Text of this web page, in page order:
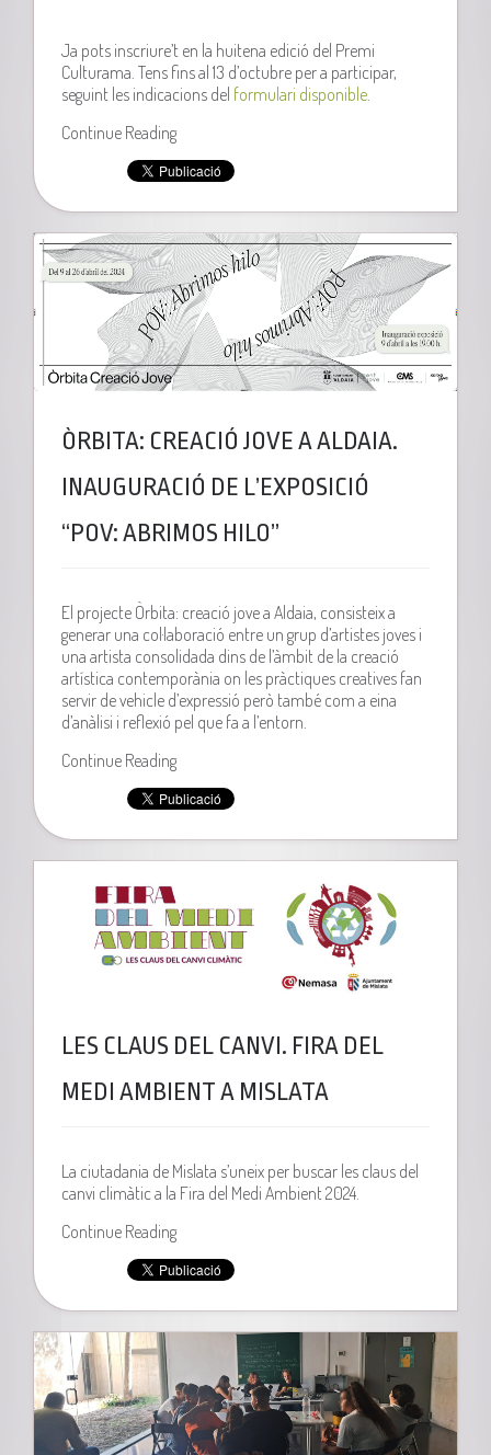
Ja pots inscriure’t en la huitena edició del Premi
Culturama. Tens fins al 13 d’octubre per a participar,
seguint les indicacions del formulari disponible
Continue Reading
ÒRBITA: CREACIÓ JOVE A ALDAIA.
INAUGURACIÓ DE L’EXPOSICIÓ
“POV: ABRIMOS HILO”
El projecte Òrbita: creació jove a Aldaia, consisteix a
generar una col·laboració entre un grup d’artistes joves i
una artista consolidada dins de l’àmbit de la creació
artística contemporània on les pràctiques creatives fan
servir de vehicle d’expressió però també com a eina
d’anàlisi i reflexió pel que fa a l’entorn.
Continue Reading
LES CLAUS DEL CANVI. FIRA DEL
MEDI AMBIENT A MISLATA
La ciutadania de Mislata s’uneix per buscar les claus del
canvi climàtic a la Fira del Medi Ambient 2024.
Continue Reading